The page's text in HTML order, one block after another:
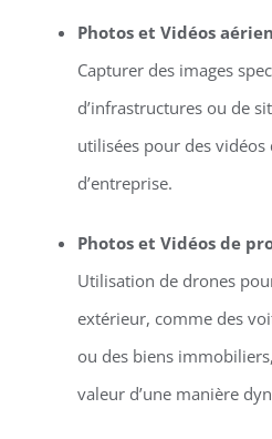
Photos et Vidéos
Capturer des images
d’infrastructures ou de
utilisées pour des vidéos
d’entreprise.
Photos et Vidéos de
Utilisation de drones
extérieur, comme des
ou des biens
valeur d’une manière